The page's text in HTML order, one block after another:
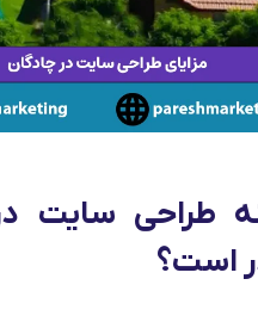
طراحی سایت
است؟